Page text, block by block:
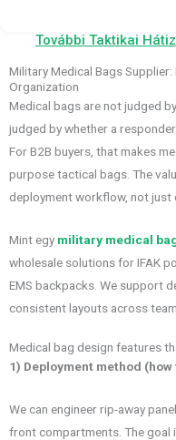
További Taktikai
Military Medical Bags
Organization
Medical bags are not judged
judged by whether a
For B2B buyers, that makes
purpose tactical bags. The
deployment workflow, not just
Mint egy military medical
wholesale solutions for IFAK
EMS backpacks. We support
consistent layouts across
Medical bag design features
1) Deployment method
We can engineer rip-away
front compartments. The goal